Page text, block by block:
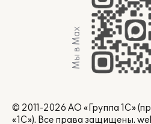
Мы в Max
© 2011-2026 АО «Группа 1С»
«1С»). Все права защищены.